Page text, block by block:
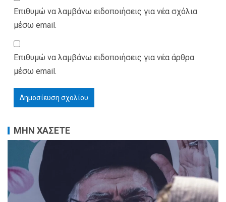
Επιθυμώ να λαμβάνω ειδοποιήσεις για νέα σχόλια
μέσω email.
Επιθυμώ να λαμβάνω ειδοποιήσεις για νέα άρθρα
μέσω email.
ΜΗΝ ΧΑΣΕΤΕ